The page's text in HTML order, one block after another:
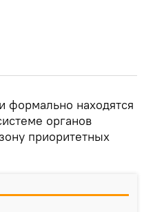
формально находятся
органов
приоритетных